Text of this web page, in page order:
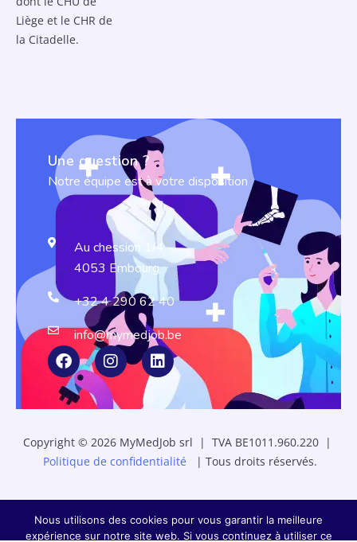
Liège et le CHR de
la Citadelle.
Une question ?
Notre équipe est à votre disposition
Au chession 1/4
4053 Embourg
+32 4 290 62 40
info@mymedjob.be
Copyright © 2026 MyMedJob srl | TVA BE1011.960.220 |
Politique de confidentialité | Tous droits réservés.
Nous utilisons des cookies pour vous garantir la meilleure
expérience sur notre site web. Si vous continuez à utiliser ce